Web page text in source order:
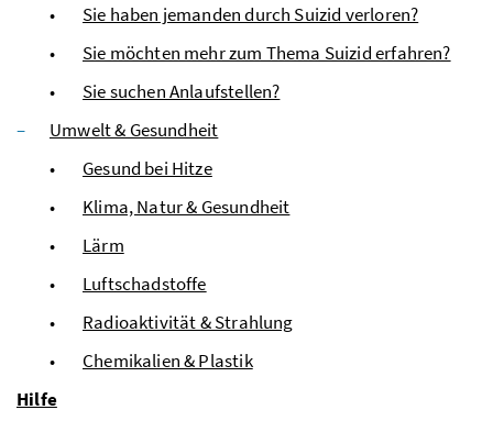
Sie haben jemanden durch Suizid verloren?
Sie möchten mehr zum Thema Suizid erfahren?
Sie suchen Anlaufstellen?
Umwelt & Gesundheit
Gesund bei Hitze
Klima, Natur & Gesundheit
Lärm
Luftschadstoffe
Radioaktivität & Strahlung
Chemikalien & Plastik
Hilfe